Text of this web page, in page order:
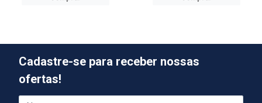
Cadastre-se para receber nossas
ofertas!